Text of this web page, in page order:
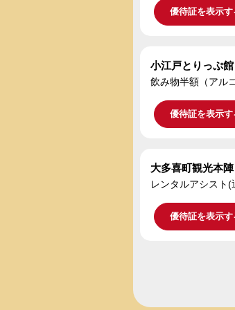
優待証を表示す
小江戸とりっぷ
飲み物半額（アル
優待証を表示す
大多喜町観光本
レンタルアシスト
優待証を表示す